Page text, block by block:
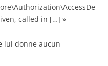
called in […] »
lui donne aucun